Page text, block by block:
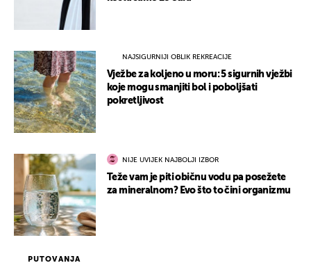
PUTOVANJA
NAJSIGURNIJI OBLIK REKREACIJE
Vježbe za koljeno u moru: 5 sigurnih vježbi
koje mogu smanjiti bol i poboljšati
pokretljivost
NIJE UVIJEK NAJBOLJI IZBOR
Teže vam je piti običnu vodu pa posežete
za mineralnom? Evo što to čini organizmu